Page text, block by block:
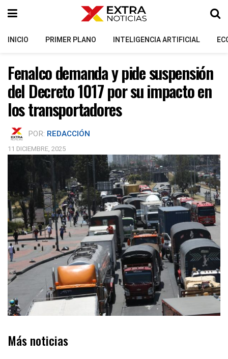
INICIO PRIMER PLANO INTELIGENCIA ARTIFICIAL
Fenalco demanda y pide suspensión
del Decreto 1017 por su impacto en
los transportadores
POR: REDACCIÓN
11 DICIEMBRE, 2025
Más noticias